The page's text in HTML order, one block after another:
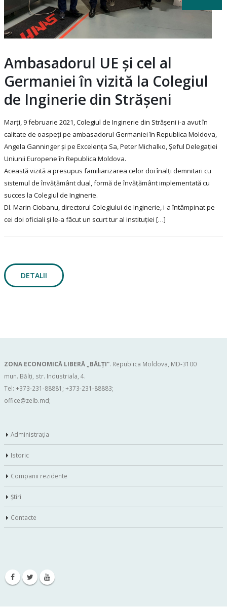
Ambasadorul UE și cel al
Germaniei în vizită la Colegiul
de Inginerie din Strășeni
Marți, 9 februarie 2021, Colegiul de Inginerie din Strășeni i-a avut în
calitate de oaspeți pe ambasadorul Germaniei în Republica Moldova,
Angela Ganninger și pe Excelența Sa, Peter Michalko, Șeful Delegației
Uniunii Europene în Republica Moldova.
Această vizită a presupus familiarizarea celor doi înalți demnitari cu
sistemul de învățământ dual, formă de învățământ implementată cu
succes la Colegiul de Inginerie.
Dl. Marin Ciobanu, directorul Colegiului de Inginerie, i-a întâmpinat pe
cei doi oficiali și le-a făcut un scurt tur al instituției […]
DETALII
ZONA ECONOMICĂ LIBERĂ „BĂLŢI”. Republica Moldova, MD-3100
mun. Bălți, str. Industriala, 4.
Tel: +373-231-88881; +373-231-88883;
office@zelb.md;
Administraţia
Istoric
Companii rezidente
Ştiri
Contacte